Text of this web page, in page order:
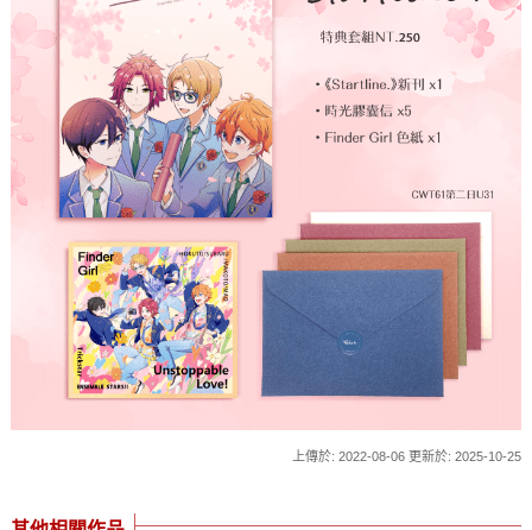
上傳於: 2022-08-06 更新於: 2025-10-25